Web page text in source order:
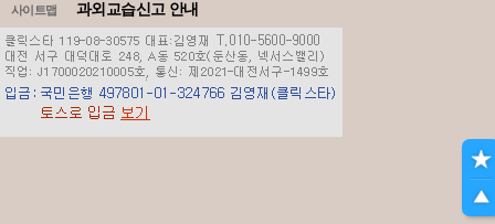
사이트맵
과외교습신고 안내